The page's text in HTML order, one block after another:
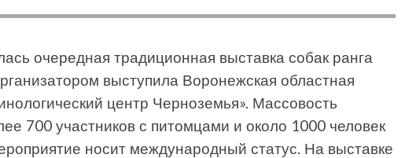
очередная традиционная выставка собак ранга
выступила Воронежская областная
центр Черноземья». Массовость
700 участников с питомцами и около 1000 человек
носит международный статус. На выставке